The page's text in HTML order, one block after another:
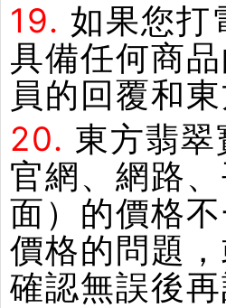
19. 如果您打
具備任何商
員的回覆和
20. 東方翡
官網、網路
面）的價格
價格的問題
確認無誤後再